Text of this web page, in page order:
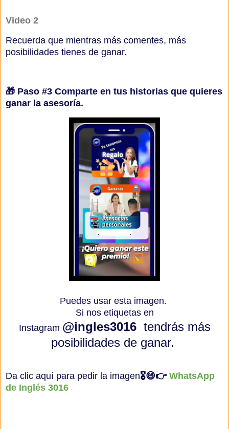
Video 2
Recuerda que mientras más comentes, más
posibilidades tienes de ganar.
🎁 Paso #3 Comparte en tus historias que quieres
ganar la asesoría.
Puedes usar esta imagen.
Si nos etiquetas en
Instagram @ingles3016 tendrás más
posibilidades de ganar.
Da clic aquí para pedir la imagen🎖😄👉 WhatsApp
de Inglés 3016